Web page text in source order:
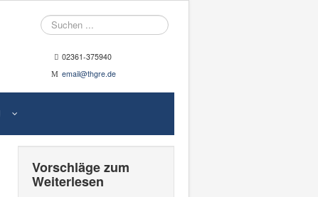
Suche
02361-375940
email@thgre.de
Vorschläge zum
Weiterlesen